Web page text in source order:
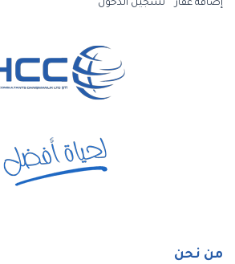
إضافة عقار تسجيل الدخول
من نحن